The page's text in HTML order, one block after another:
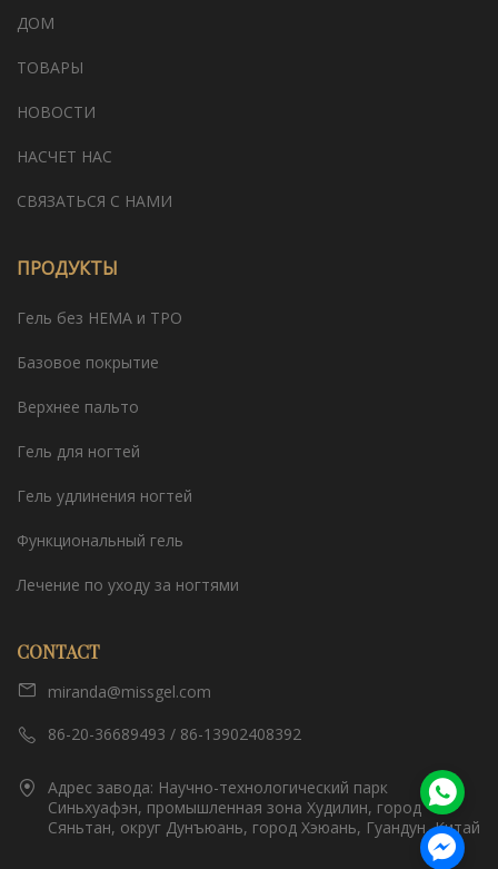
ДОМ
ТОВАРЫ
НОВОСТИ
НАСЧЕТ НАС
СВЯЗАТЬСЯ С НАМИ
ПРОДУКТЫ
Гель без HEMA и TPO
Базовое покрытие
Верхнее пальто
Гель для ногтей
Гель удлинения ногтей
Функциональный гель
Лечение по уходу за ногтями
CONTACT
miranda@missgel.com
86-20-36689493 / 86-13902408392
Адрес завода: Научно-технологический парк
Синьхуафэн, промышленная зона Худилин, город
Сяньтан, округ Дунъюань, город Хэюань, Гуандун, Китай